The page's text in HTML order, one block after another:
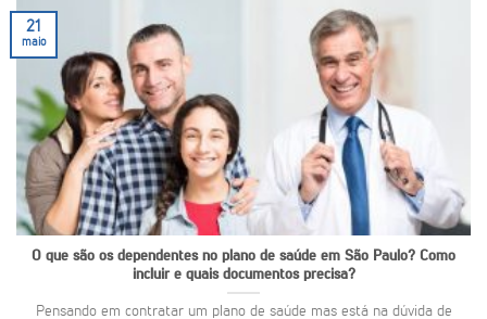
O que são os dependentes no plano de saúde em São Paulo? Como
incluir e quais documentos precisa?
Pensando em contratar um plano de saúde mas está na dúvida de
21
maio